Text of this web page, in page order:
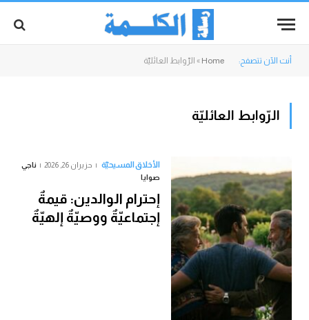
أنت الآن تتصفح: Home
» الرّوابط العائليّة
الرّوابط العائليّة
الأخلاق المسيحيّة حزيران 26, 2026
ناجي
صوايا
إحترام الوالدين: قيمةٌ
إجتماعيّةٌ ووصيّةٌ إلهيّةٌ